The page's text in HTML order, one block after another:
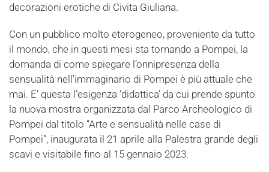
decorazioni erotiche di Civita Giuliana.
Con un pubblico molto eterogeneo, proveniente da tutto
il mondo, che in questi mesi sta tornando a Pompei, la
domanda di come spiegare l’onnipresenza della
sensualità nell’immaginario di Pompei è più attuale che
mai. E’ questa l’esigenza ‘didattica’ da cui prende spunto
la nuova mostra organizzata dal Parco Archeologico di
Pompei dal titolo “Arte e sensualità nelle case di
Pompei”, inaugurata il 21 aprile alla Palestra grande degli
scavi e visitabile fino al 15 gennaio 2023.